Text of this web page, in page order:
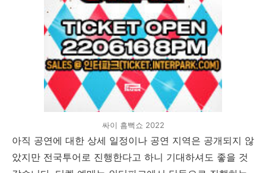
싸이 흠뻑쇼 2022
아직 공연에 대한 상세 일정이나 공연 지역은 공개되지 않
았지만 전국투어로 진행한다고 하니 기대하셔도 좋을 것